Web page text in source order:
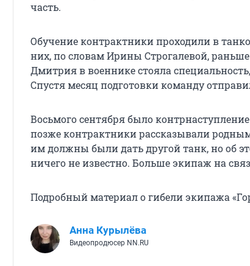
часть.
Обучение контрактники проходили в
них, по словам Ирины Строгалевой,
Дмитрия в военнике стояла
Спустя месяц подготовки команду
Восьмого сентября было
позже контрактники рассказывали
им должны были дать другой танк, но об
ничего не известно. Больше экипаж на
Подробный материал о гибели экипажа
Анна Курылёва
Видеопродюсер NN.RU